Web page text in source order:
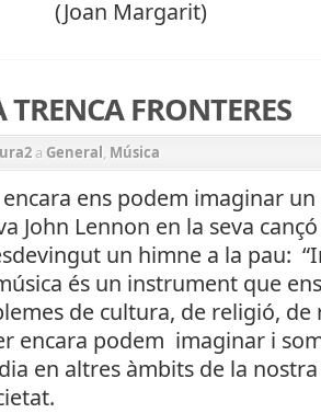
FRONTERES
a General Música
ens podem imaginar
John Lennon en la seva
un himne a la pau:
és un instrument que
de cultura, de religió, de
encara podem imaginar i
en altres àmbits de la